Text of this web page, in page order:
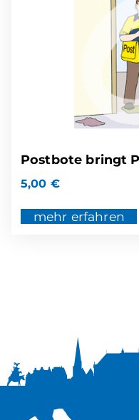
Postbote bringt
5,00 €
mehr erfahren